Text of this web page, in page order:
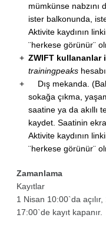
mümkünse nabzını
ister balkonunda,
Aktivite kaydının
¨herkese görünür¨
ZWIFT kullananlar
trainingpeaks
Dış mekanda.
sokağa çıkma,
saatine ya da akıllı
kaydet. Saatinin
Aktivite kaydının
¨herkese görünür¨
Zamanlama
Kayıtlar
1 Nisan 10:00`da
17:00`de kayıt kapanır.